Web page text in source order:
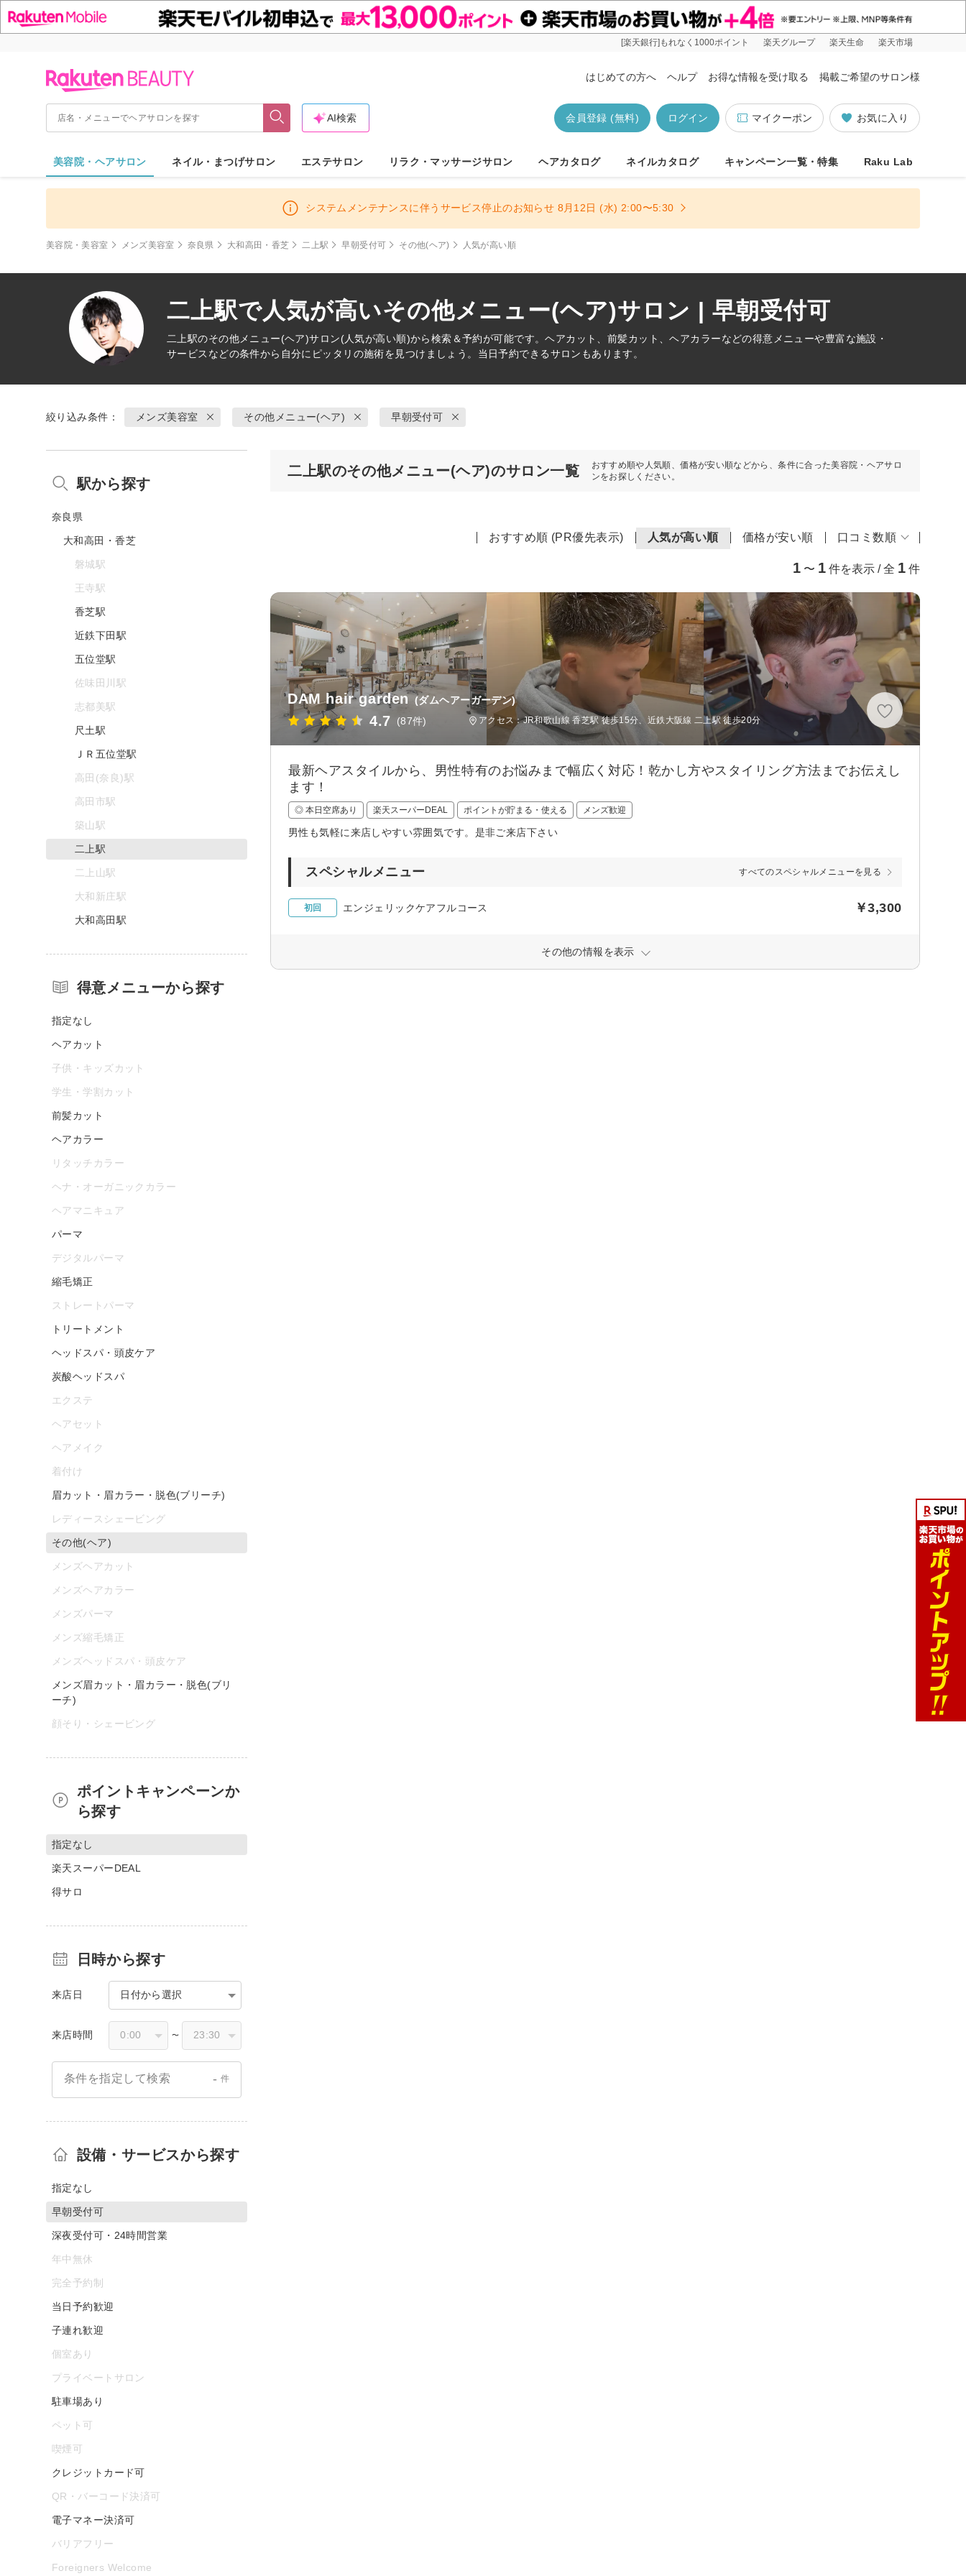
[楽天銀行]もれなく1000ポイント 楽天グループ 楽天生命 楽天市場
はじめての方へ ヘルプ お得な情報を受け取る 掲載ご希望のサロン様
お気に入り
マイクーポン
ログイン
会員登録 (無料)
AI検索
美容院・ヘアサロン ネイル・まつげサロン エステサロン リラク・マッサージサロン ヘアカタログ ネイルカタログ キャンペーン一覧・特集 Raku Lab
システムメンテナンスに伴うサービス停止のお知らせ 8月12日 (水) 2:00〜5:30
美容院・美容室 メンズ美容室 奈良県 大和高田・香芝 二上駅 早朝受付可 その他(ヘア) 人気が高い順
二上駅で人気が高いその他メニュー(ヘア)サロン | 早朝受付可
二上駅のその他メニュー(ヘア)サロン(人気が高い順)から検索＆予約が可能です。ヘアカット、前髪カット、ヘアカラーなどの得意メニューや豊富な施設・
サービスなどの条件から自分にピッタリの施術を見つけましょう。当日予約できるサロンもあります。
絞り込み条件： メンズ美容室 その他メニュー(ヘア) 早朝受付可
二上駅のその他メニュー(ヘア)のサロン一覧
おすすめ順や人気順、価格が安い順などから、条件に合った美容院・ヘアサロ
ンをお探しください。
おすすめ順 (PR優先表示) 人気が高い順 価格が安い順 口コミ数順
1 〜 1 件を表示 / 全 1 件
DAM hair garden (ダムヘアーガーデン)
4.7 (87件) アクセス：JR和歌山線 香芝駅 徒歩15分、近鉄大阪線 二上駅 徒歩20分
最新ヘアスタイルから、男性特有のお悩みまで幅広く対応！乾かし方やスタイリング方法までお伝えし
ます！
◎ 本日空席あり 楽天スーパーDEAL ポイントが貯まる・使える メンズ歓迎
男性も気軽に来店しやすい雰囲気です。是非ご来店下さい
スペシャルメニュー すべてのスペシャルメニューを見る
初回 エンジェリックケアフルコース ￥3,300
その他の情報を表示
駅から探す
奈良県
大和高田・香芝
磐城駅
王寺駅
香芝駅
近鉄下田駅
五位堂駅
佐味田川駅
志都美駅
尺土駅
ＪＲ五位堂駅
高田(奈良)駅
高田市駅
築山駅
二上駅
二上山駅
大和新庄駅
大和高田駅
得意メニューから探す
指定なし
ヘアカット
子供・キッズカット
学生・学割カット
前髪カット
ヘアカラー
リタッチカラー
ヘナ・オーガニックカラー
ヘアマニキュア
パーマ
デジタルパーマ
縮毛矯正
ストレートパーマ
トリートメント
ヘッドスパ・頭皮ケア
炭酸ヘッドスパ
エクステ
ヘアセット
ヘアメイク
着付け
眉カット・眉カラー・脱色(ブリーチ)
レディースシェービング
その他(ヘア)
メンズヘアカット
メンズヘアカラー
メンズパーマ
メンズ縮毛矯正
メンズヘッドスパ・頭皮ケア
メンズ眉カット・眉カラー・脱色(ブリ
ーチ)
顔そり・シェービング
ポイントキャンペーンか
ら探す
指定なし
楽天スーパーDEAL
得サロ
日時から探す
来店日 日付から選択
来店時間 〜
条件を指定して検索 - 件
設備・サービスから探す
指定なし
早朝受付可
深夜受付可・24時間営業
年中無休
完全予約制
当日予約歓迎
子連れ歓迎
個室あり
プライベートサロン
駐車場あり
ペット可
喫煙可
クレジットカード可
QR・バーコード決済可
電子マネー決済可
バリアフリー
Foreigners Welcome